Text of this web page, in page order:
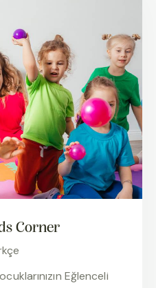
Corner
Eğlenceli